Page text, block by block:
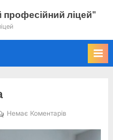
ліцей"
Немає Коментарівдо